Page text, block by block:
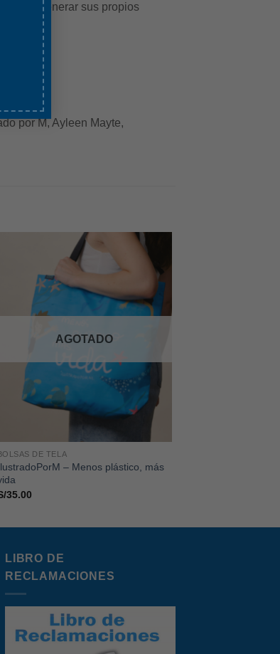
generar sus propios
por M, Ayleen Mayte,
AGOTADO
DE TELA
– Menos plástico, más
35.00
LIBRO DE
RECLAMACIONES